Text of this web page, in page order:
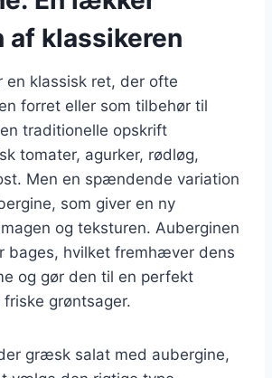
af klassikeren
en klassisk ret, der ofte
forret eller som tilbehør til
traditionelle opskrift
tomater, agurker, rødløg,
Men en spændende variation
som giver en ny
og teksturen. Auberginen
bages, hvilket fremhæver dens
og gør den til en perfekt
grøntsager.
græsk salat med aubergine,